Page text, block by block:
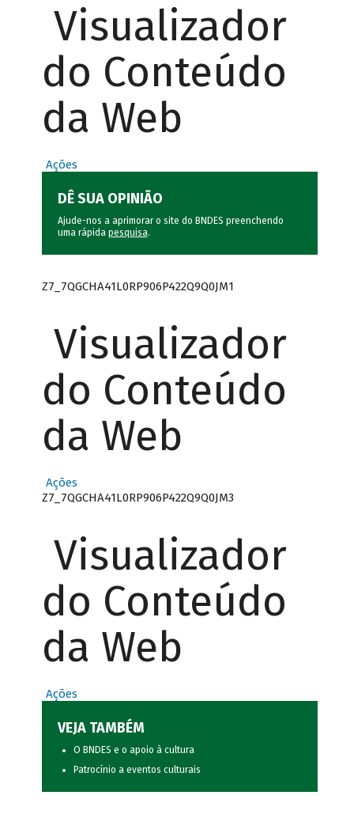
Visualizador
do Conteúdo
da Web
Ações
DÊ SUA OPINIÃO
Ajude-nos a aprimorar o site do BNDES preenchendo
uma rápida pesquisa.
Z7_7QGCHA41L0RP906P422Q9Q0JM1
Visualizador
do Conteúdo
da Web
Ações
Z7_7QGCHA41L0RP906P422Q9Q0JM3
Visualizador
do Conteúdo
da Web
Ações
VEJA TAMBÉM
O BNDES e o apoio à cultura
Patrocínio a eventos culturais